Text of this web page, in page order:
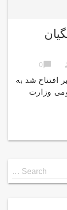
chat_bubble
0
افتتاح شد به
وزارت
Search …